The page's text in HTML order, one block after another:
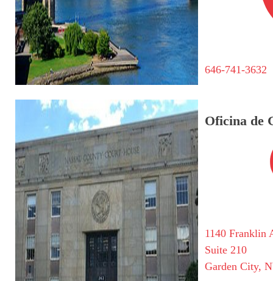
646-741-3632
Oficina de
1140 Franklin
Suite 210
Garden City,